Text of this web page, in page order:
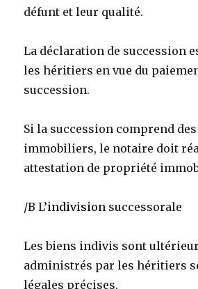
défunt et leur qualité.
La déclaration de succession
les héritiers en vue du
succession.
Si la succession comprend
immobiliers, le notaire doit
attestation de propriété
/B L’indivision successorale
Les biens indivis sont
administrés par les héritiers
légales précises.